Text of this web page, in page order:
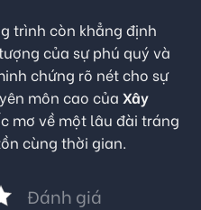
trình còn khẳng định
của sự phú quý và
chứng rõ nét cho sự
môn cao của Xây
mơ về một lâu đài tráng
cùng thời gian.
Đánh giá